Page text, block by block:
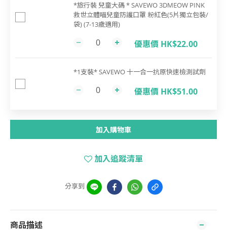
*旅行裝 兒童大碼 * SAVEWO 3DMEOW PINK
救世立體喵兒童防護口罩 粉紅色(5片獨立包裝/
袋) (7-13歲適用)
優惠價 HK$22.00
*1支裝* SAVEWO 十一合一抗原快速檢測試劑
優惠價 HK$51.00
加入購物車
加入追蹤清單
分享到
商品描述